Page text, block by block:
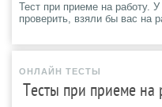
Тест при приеме на работу.
проверить, взяли бы вас на
ОНЛАЙН ТЕСТЫ
Тесты при приеме на